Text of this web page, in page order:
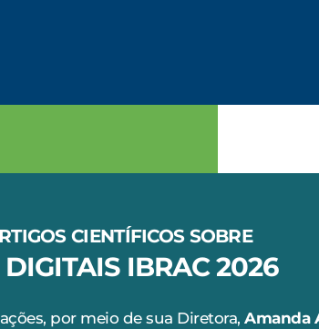
CIENTÍFICOS SOBRE
IBRAC 2026
por meio de sua Diretora, Amanda